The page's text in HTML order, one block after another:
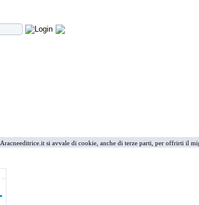
Aracneeditrice.it si avvale di cookie, anche di terze parti, per offrirti il